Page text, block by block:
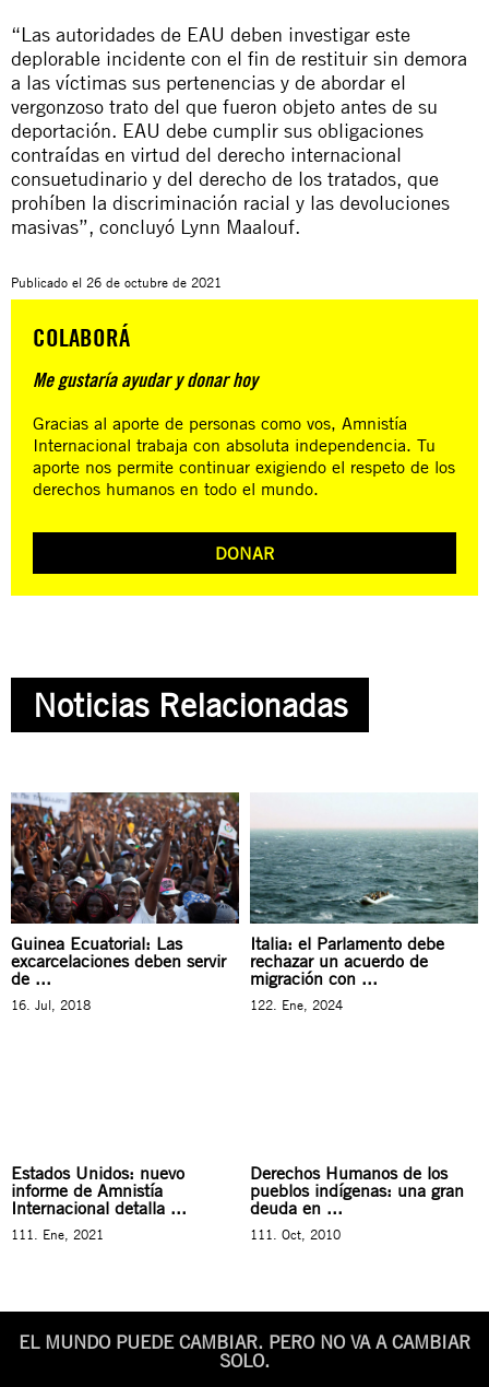
“Las autoridades de EAU deben investigar este
deplorable incidente con el fin de restituir sin demora
a las víctimas sus pertenencias y de abordar el
vergonzoso trato del que fueron objeto antes de su
deportación. EAU debe cumplir sus obligaciones
contraídas en virtud del derecho internacional
consuetudinario y del derecho de los tratados, que
prohíben la discriminación racial y las devoluciones
masivas”, concluyó Lynn Maalouf.
Publicado el 26 de octubre de 2021
COLABORÁ
Me gustaría ayudar y donar hoy
Gracias al aporte de personas como vos, Amnistía
Internacional trabaja con absoluta independencia. Tu
aporte nos permite continuar exigiendo el respeto de los
derechos humanos en todo el mundo.
DONAR
Noticias Relacionadas
Guinea Ecuatorial: Las
excarcelaciones deben servir
de ...
16. Jul, 2018
Italia: el Parlamento debe
rechazar un acuerdo de
migración con ...
122. Ene, 2024
Estados Unidos: nuevo
informe de Amnistía
Internacional detalla ...
111. Ene, 2021
Derechos Humanos de los
pueblos indígenas: una gran
deuda en ...
111. Oct, 2010
EL MUNDO PUEDE CAMBIAR. PERO NO VA A CAMBIAR
SOLO.